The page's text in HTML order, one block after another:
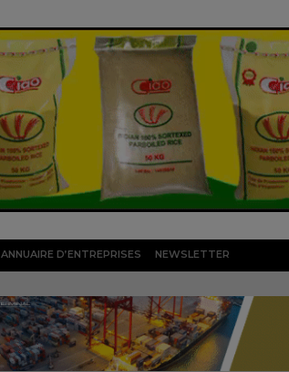
ANNUAIRE D’ENTREPRISES NEWSLETTER